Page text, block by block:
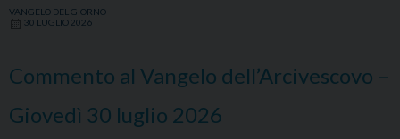
luglio
2026
VANGELO DEL GIORNO
30 LUGLIO 2026
Commento al Vangelo dell’Arcivescovo –
Giovedì 30 luglio 2026